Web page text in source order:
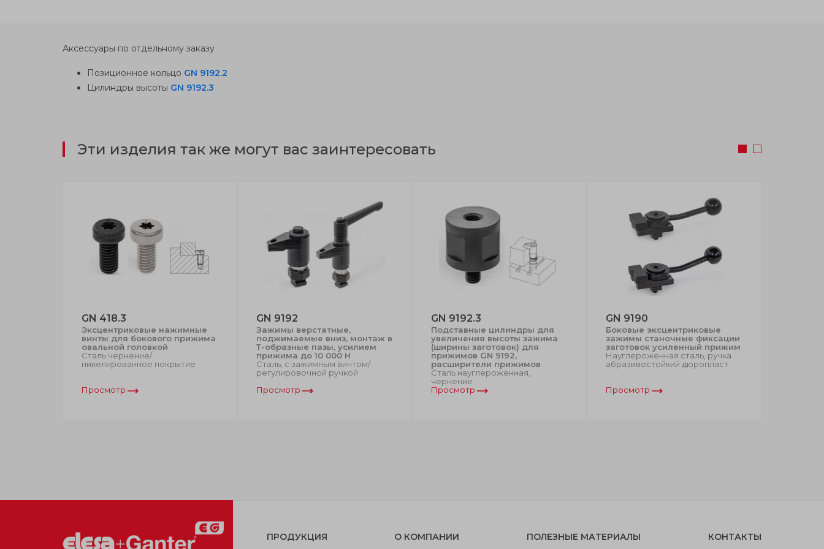
Аксессуары по отдельному заказу
Позиционное кольцо GN 9192.2
Цилиндры высоты GN 9192.3
Эти изделия так же могут вас заинтересовать
GN 418.3
Эксцентриковые нажимные
винты для бокового прижима
овальной головкой
Сталь чернение/
никелированное покрытие
Просмотр
GN 9192
Зажимы верстатные,
поджимаемые вниз, монтаж в
Т-образные пазы, усилием
прижима до 10 000 Н
Сталь, с зажимным винтом/
регулировочной ручкой
Просмотр
GN 9192.3
Подставные цилиндры для
увеличения высоты зажима
(ширины заготовок) для
прижимов GN 9192,
расширители прижимов
Сталь науглероженная,
чернение
Просмотр
GN 9190
Боковые эксцентриковые
зажимы станочные фиксации
заготовок усиленный прижим
Науглероженная сталь, ручка
абразивостойкий дюропласт
Просмотр
ПРОДУКЦИЯ О КОМПАНИИ ПОЛЕЗНЫЕ МАТЕРИАЛЫ КОНТАКТЫ